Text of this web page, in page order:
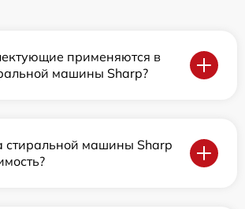
применяются в
машины Sharp?
стиральной машины Sharp